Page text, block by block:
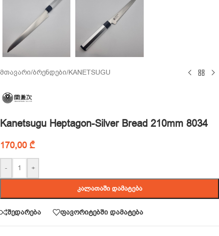
მთავარი/ბრენდები/KANETSUGU
Kanetsugu Heptagon-Silver Bread 210mm 8034
170,00 ₾
- +
ᲙᲐᲚᲐᲗᲐᲨᲘ ᲓᲐᲛᲐᲢᲔᲑᲐ
შედარება ფავორიტებში დამატება